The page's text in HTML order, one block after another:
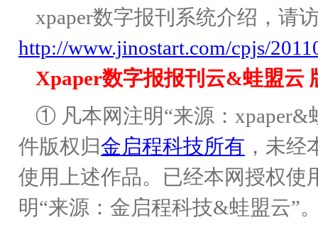
xpaper数字报刊系统介绍，请
http://www.jinostart.com/cpjs/
Xpaper数字报报刊云&蛙盟云
① 凡本网注明“来源：xpaper&
件版权归金启程科技所有 ，未
使用上述作品。已经本网授权使
明“来源：金启程科技&蛙盟云”